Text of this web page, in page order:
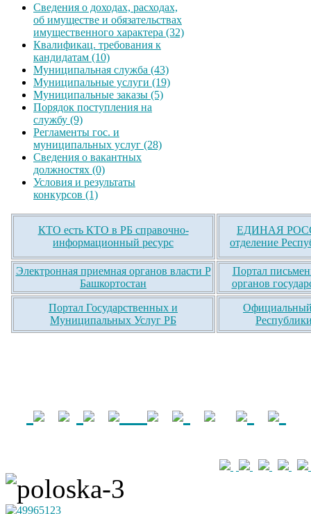
Сведения о доходах, расходах,
об имуществе и обязательствах
имущественного характера (32)
Квалификац. требования к
кандидатам (10)
Муниципальная служба (43)
Муниципальные услуги (19)
Муниципальные заказы (5)
Порядок поступления на
службу (9)
Регламенты гос. и
муниципальных услуг (28)
Сведения о вакантных
должностях (0)
Условия и результаты
конкурсов (1)
КТО есть КТО в РБ справочно-
информационный ресурс
ЕДИНАЯ
отделение
Электронная приемная органов власти Р
Башкортостан
Портал
органов
Портал Государственных и
Муниципальных Услуг РБ
Официальный